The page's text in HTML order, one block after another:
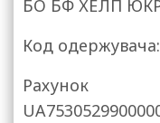
БО БФ ХЕЛП
Код